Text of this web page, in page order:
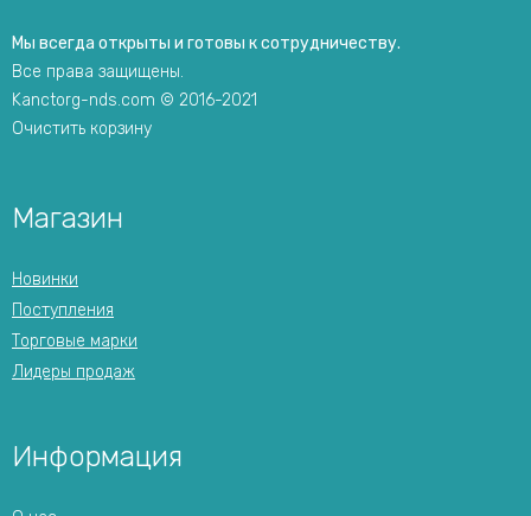
Мы всегда открыты и готовы к сотрудничеству.
Все права защищены.
Kanctorg-nds.com © 2016-2021
Очистить корзину
Магазин
Новинки
Поступления
Торговые марки
Лидеры продаж
Информация